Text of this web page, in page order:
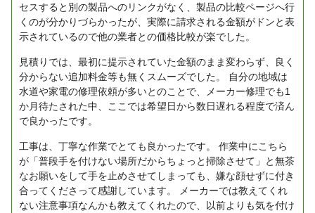
セスすると別の製品へのリンクがなく、製品の比較ページへ行
くのが分かりづらかったが、実際に請求される金額がドンと表
示されているので他の業者との価格比較が楽でした。
見積りでは、最初に提示されていた金額のまま変わらず、良く
分からない追加料金等も無くスムーズでした。
自分の地域は
水道や家電の修理依頼が多いとのことで、メーカー修理でも1
か月待たされた中、ここでは希望日から数日遅れる程度で済ん
で良かったです。
工事は、丁寧な作業でとても良かったです。
作業中にこちら
が「普段手を付けない場所だからちょっと掃除させて」と無茶
なお願いをして手を止めさせてしまっても、嫌な顔せずに付き
合ってくださって感謝しています。
メーカーでは教えてくれ
ない注意事項なんかも教えてくれたので、以前よりも気を付け